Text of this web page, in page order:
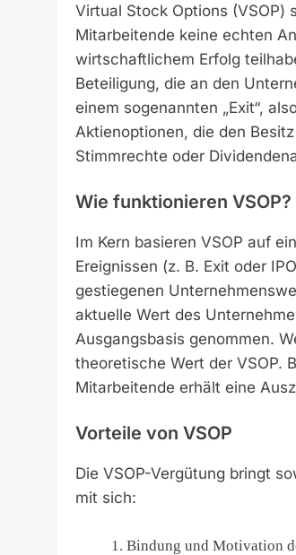
Virtual Stock Options (VSOP)
Mitarbeitende keine echten
wirtschaftlichem Erfolg
Beteiligung, die an den
einem sogenannten „Exit“,
Aktienoptionen, die den
Stimmrechte oder
Wie funktionieren VSOP?
Im Kern basieren VSOP auf
Ereignissen (z. B. Exit oder
gestiegenen
aktuelle Wert des
Ausgangsbasis genommen.
theoretische Wert der VSOP.
Mitarbeitende erhält eine
Vorteile von VSOP
Die VSOP-Vergütung bringt
mit sich:
Bindung und Motivation